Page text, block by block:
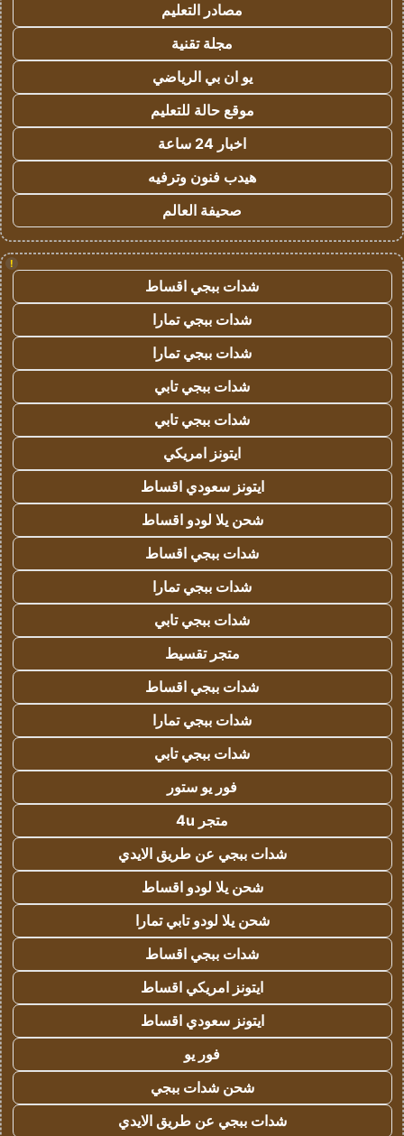
مصادر التعليم
مجلة تقنية
يو ان بي الرياضي
موقع حالة للتعليم
اخبار 24 ساعة
هيدب فنون وترفيه
صحيفة العالم
!
شدات ببجي اقساط
شدات ببجي تمارا
شدات ببجي تمارا
شدات ببجي تابي
شدات ببجي تابي
ايتونز امريكي
ايتونز سعودي اقساط
شحن يلا لودو اقساط
شدات ببجي اقساط
شدات ببجي تمارا
شدات ببجي تابي
متجر تقسيط
شدات ببجي اقساط
شدات ببجي تمارا
شدات ببجي تابي
فور يو ستور
متجر 4u
شدات ببجي عن طريق الايدي
شحن يلا لودو اقساط
شحن يلا لودو تابي تمارا
شدات ببجي اقساط
ايتونز امريكي اقساط
ايتونز سعودي اقساط
فور يو
شحن شدات ببجي
شدات ببجي عن طريق الايدي